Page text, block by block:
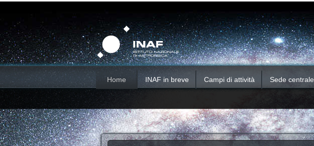
contenuti.
Salta
alla
navigazione
Home INAF in breve Campi di attività Sede centrale